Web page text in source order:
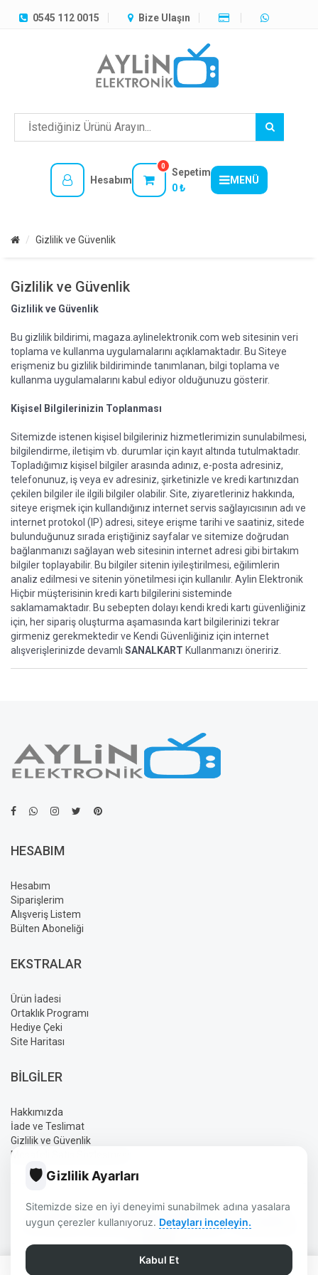
0545 112 0015 Bize Ulaşın
Hesabım
0
Sepetim
0 ₺
MENÜ
TÜM
Gizlilik ve Güvenlik
Gizlilik ve Güvenlik
Gizlilik ve Güvenlik
Bu gizlilik bildirimi, magaza.aylinelektronik.com web sitesinin veri
toplama ve kullanma uygulamalarını açıklamaktadır. Bu Siteye
erişmeniz bu gizlilik bildiriminde tanımlanan, bilgi toplama ve
kullanma uygulamalarını kabul ediyor olduğunuzu gösterir.
Kişisel Bilgilerinizin Toplanması
Sitemizde istenen kişisel bilgileriniz hizmetlerimizin sunulabilmesi,
bilgilendirme, iletişim vb. durumlar için kayıt altında tutulmaktadır.
Topladığımız kişisel bilgiler arasında adınız, e-posta adresiniz,
telefonunuz, iş veya ev adresiniz, şirketinizle ve kredi kartınızdan
çekilen bilgiler ile ilgili bilgiler olabilir. Site, ziyaretleriniz hakkında,
siteye erişmek için kullandığınız internet servis sağlayıcısının adı ve
internet protokol (IP) adresi, siteye erişme tarihi ve saatiniz, sitede
bulunduğunuz sırada eriştiğiniz sayfalar ve sitemize doğrudan
bağlanmanızı sağlayan web sitesinin internet adresi gibi birtakım
bilgiler toplayabilir. Bu bilgiler sitenin iyileştirilmesi, eğilimlerin
analiz edilmesi ve sitenin yönetilmesi için kullanılır. Aylin Elektronik
Hiçbir müşterisinin kredi kartı bilgilerini sisteminde
saklamamaktadır. Bu sebepten dolayı kendi kredi kartı güvenliğiniz
için, her sipariş oluşturma aşamasında kart bilgilerinizi tekrar
girmeniz gerekmektedir ve Kendi Güvenliğiniz için internet
alışverişlerinizde devamlı SANALKART Kullanmanızı öneririz.
HESABIM
Hesabım
Siparişlerim
Alışveriş Listem
Bülten Aboneliği
EKSTRALAR
Ürün İadesi
Ortaklık Programı
Hediye Çeki
Site Haritası
BILGILER
Hakkımızda
İade ve Teslimat
Gizlilik ve Güvenlik
Mesafeli Satış Sözleşmesi
AYLIN ELEKTRONIK BURDUR | GÜVENLIK | UYDU | OTO SES
SISTEMLERI | ELEKTRONIK ÜRÜNLER © 2026 - TÜM HAKLARI
TASARIM DIZAYN:
🛡️ Gizlilik Ayarları
Sitemizde size en iyi deneyimi sunabilmek adına yasalara
uygun çerezler kullanıyoruz. Detayları inceleyin.
Kabul Et